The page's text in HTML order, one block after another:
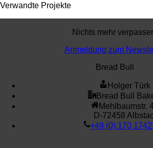
Verwandte Projekte
Nichts mehr
Anmeldung zum
Bread Bull
Holger Türk
Bread Bull
Mehlbaumstr.
D-72458
+49 (0) 170